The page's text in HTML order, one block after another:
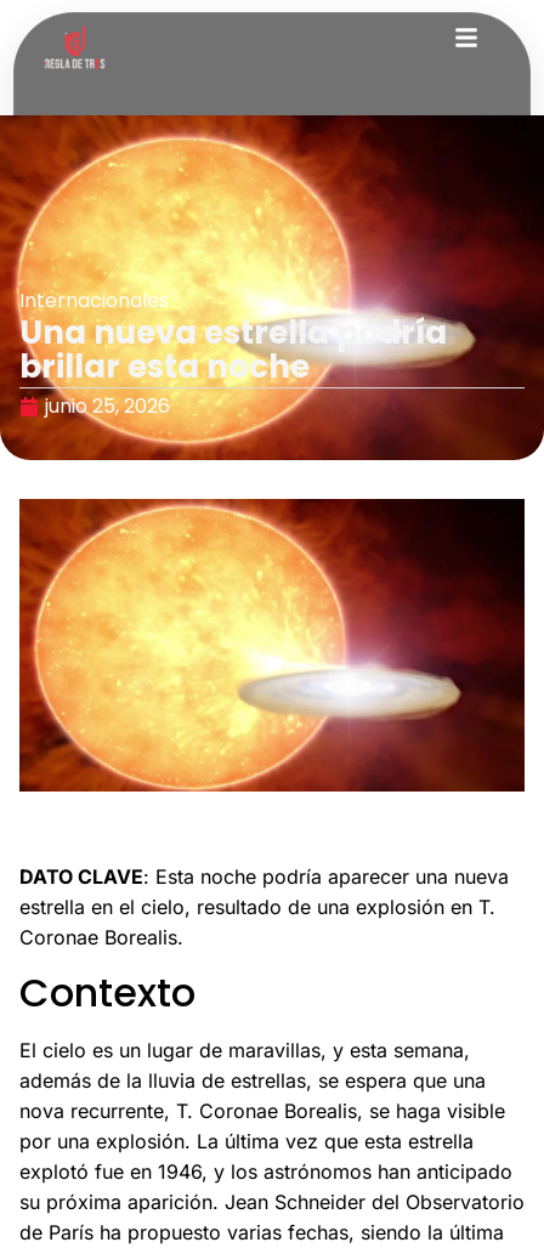
Internacionales
Una nueva estrella podría
brillar esta noche
junio 25, 2026
DATO CLAVE: Esta noche podría aparecer una nueva
estrella en el cielo, resultado de una explosión en T.
Coronae Borealis.
Contexto
El cielo es un lugar de maravillas, y esta semana,
además de la lluvia de estrellas, se espera que una
nova recurrente, T. Coronae Borealis, se haga visible
por una explosión. La última vez que esta estrella
explotó fue en 1946, y los astrónomos han anticipado
su próxima aparición. Jean Schneider del Observatorio
de París ha propuesto varias fechas, siendo la última